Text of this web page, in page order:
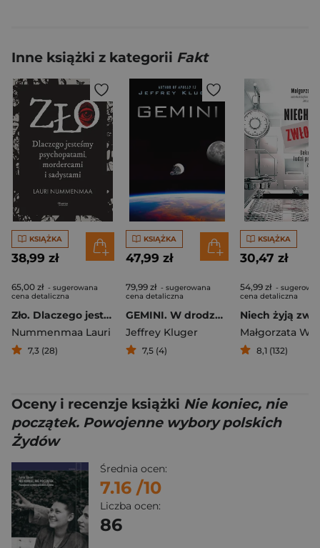
Inne książki z kategorii Fakt
KSIĄŻKA
38,99 zł
65,00 zł - sugerowana
cena detaliczna
Zło. Dlaczego jesteśmy psychopatami, mordercami i sadystami
Nummenmaa Lauri
7,3 (28)
KSIĄŻKA
47,99 zł
79,99 zł - sugerowana
cena detaliczna
GEMINI. W drodze na Księżyc
Jeffrey Kluger
7,5 (4)
KSIĄŻKA
30,47 zł
54,99 zł -
cena detaliczna
Małgorzata
8,1 (132)
Oceny i recenzje książki Nie koniec, nie
początek. Powojenne wybory polskich
Żydów
Średnia ocen:
7.16 /10
Liczba ocen:
86